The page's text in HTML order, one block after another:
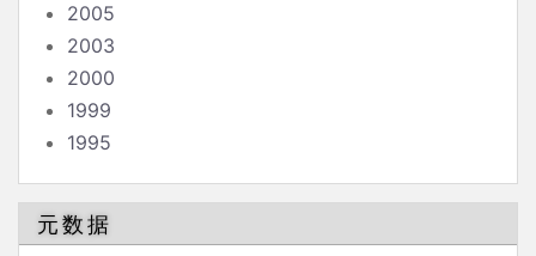
2005
2003
2000
1999
1995
元数据